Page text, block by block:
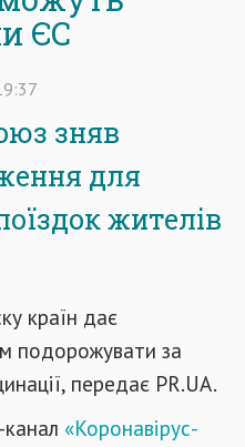
ЄС
зняв
для
жителів
країн дає
подорожувати за
передає PR.UA.
«Коронавірус-